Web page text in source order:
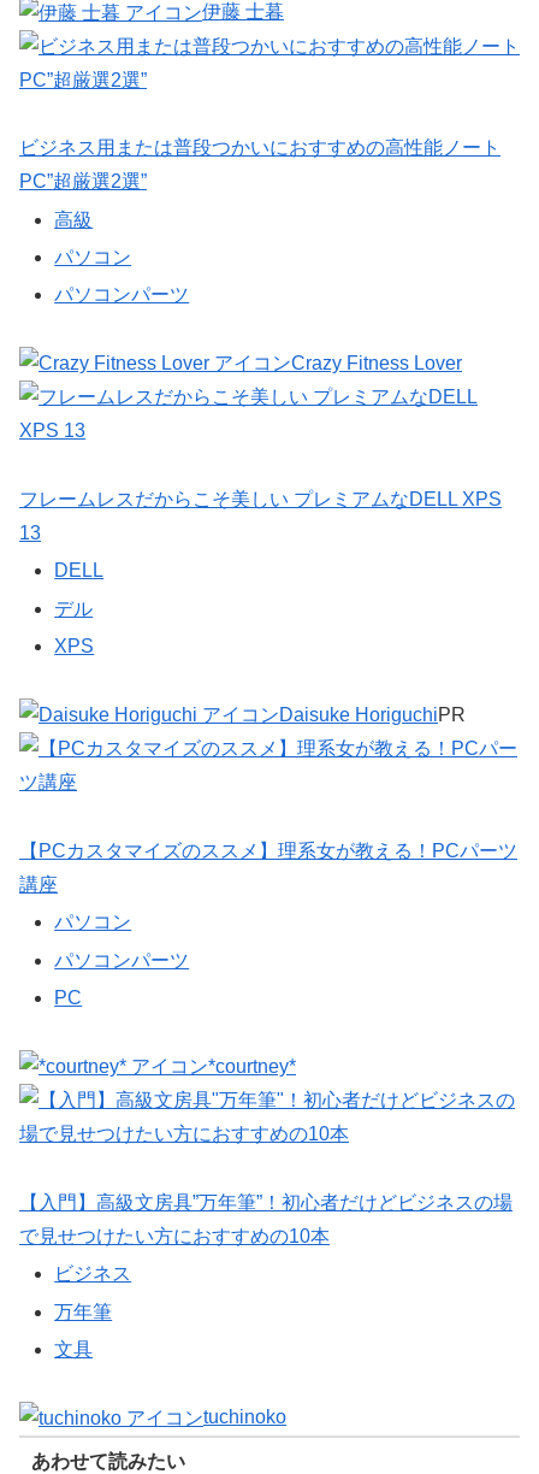
伊藤 士暮
ビジネス用または普段つかいにおすすめの高性能ノート
PC”超厳選2選”
高級
パソコン
パソコンパーツ
Crazy Fitness Lover
フレームレスだからこそ美しい プレミアムなDELL XPS
13
DELL
デル
XPS
Daisuke HoriguchiPR
【PCカスタマイズのススメ】理系女が教える！PCパーツ
講座
パソコン
パソコンパーツ
PC
*courtney*
【入門】高級文房具”万年筆”！初心者だけどビジネスの場
で見せつけたい方におすすめの10本
ビジネス
万年筆
文具
tuchinoko
あわせて読みたい